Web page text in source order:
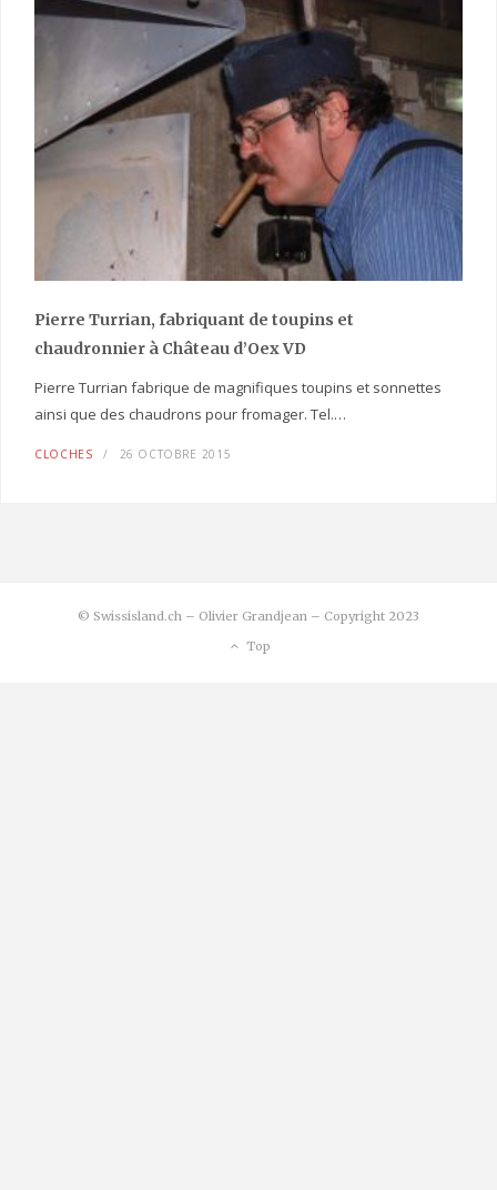
Pierre Turrian, fabriquant de toupins et
chaudronnier à Château d’Oex VD
Pierre Turrian fabrique de magnifiques toupins et sonnettes
ainsi que des chaudrons pour fromager. Tel.…
CLOCHES 26 OCTOBRE 2015
© Swissisland.ch – Olivier Grandjean – Copyright 2023
Top